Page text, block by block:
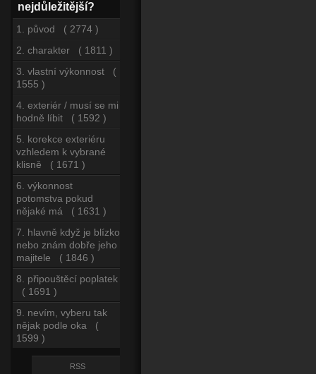
nejdůležitější?
1. původ ( 2774 )
2. charakter ( 1811 )
3. vlastní výkonnost (
1555 )
4. exteriér / musí se mi
hodně líbit ( 1592 )
5. korekce exteriéru
vzhledem k vybrané
klisně ( 1671 )
6. výkonnost
potomstva pokud
nějaké má ( 1631 )
7. hlavně když je blízko
nebo znám dobře jeho
majitele ( 1846 )
8. připouštěcí poplatek
( 1691 )
9. nevím, vyberu tak
nějak podle oka (
1599 )
RSS